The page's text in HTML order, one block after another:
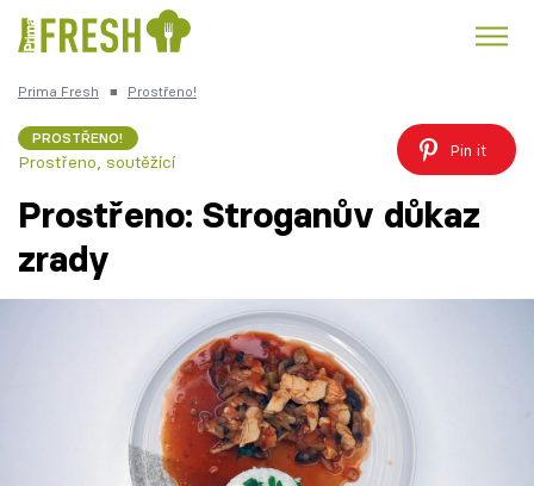
Česká kuchyně
Prima Fresh ■ Prostřeno!
PROSTŘENO!
Prostřeno, soutěžící
Pin it
Prostřeno: Stroganův důkaz
zrady